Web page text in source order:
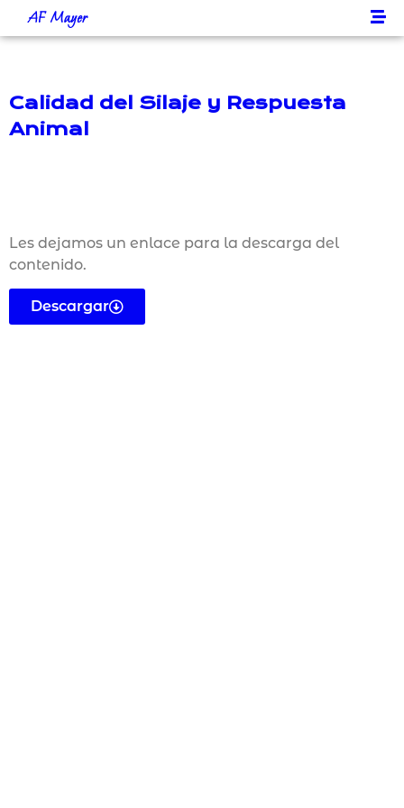
AF Mayer
Calidad del Silaje y Respuesta
Animal
Les dejamos un enlace para la descarga del
contenido.
Descargar